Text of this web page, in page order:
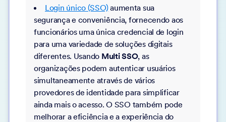
Login único (SSO)aumenta sua
segurança e conveniência, fornecendo aos
funcionários uma única credencial de login
para uma variedade de soluções digitais
diferentes. Usando Multi SSO, as
organizações podem autenticar usuários
simultaneamente através de vários
provedores de identidade para simplificar
ainda mais o acesso. O SSO também pode
melhorar a eficiência e a experiência do